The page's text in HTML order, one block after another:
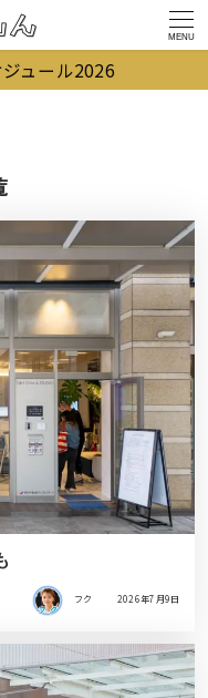
MENU
ュール2026
フク 2026年7月9日